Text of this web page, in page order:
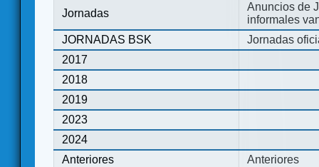
Jornadas
Anuncios de
informales
JORNADAS BSK
Jornadas
2017
2018
2019
2023
2024
Anteriores
Anteriores